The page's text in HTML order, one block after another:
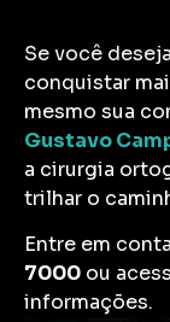
Se você
conquistar
mesmo sua
Gustavo
a cirurgia
trilhar o
Entre em
7000 ou
informações.